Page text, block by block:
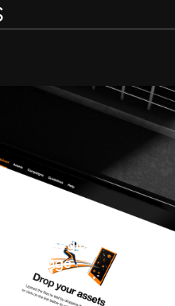
Stratégie
Production
Orange